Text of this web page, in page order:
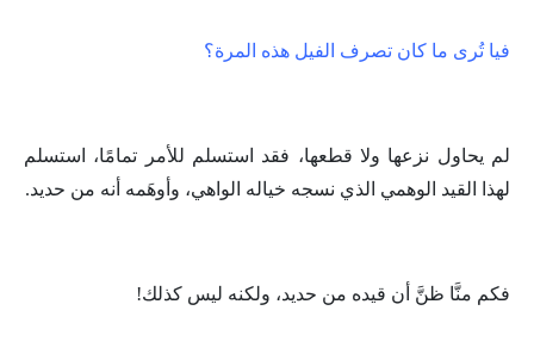
فيا تُرى ما كان تصرف الفيل هذه المرة؟
لم يحاول نزعها ولا قطعها، فقد استسلم للأمر تمامًا، استسلم
لهذا القيد الوهمي الذي نسجه خياله الواهي، وأوهَمه أنه من حديد.
فكم منَّا ظنَّ أن قيده من حديد، ولكنه ليس كذلك!